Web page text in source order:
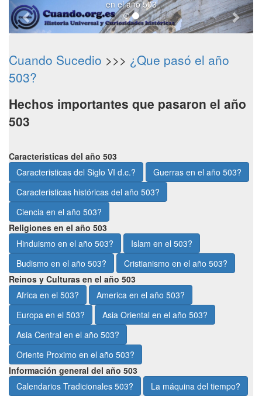
en el año 503
Cuando Sucedio >>> ¿Que pasó el año
503?
Hechos importantes que pasaron el año
503
Caracteristicas del año 503
Caracteristicas del Siglo VI d.c.?
Guerras en el año 503?
Caracteristicas históricas del año 503?
Ciencia en el año 503?
Religiones en el año 503
Hinduismo en el año 503?
Islam en el 503?
Budismo en el año 503?
Cristianismo en el año 503?
Reinos y Culturas en el año 503
Africa en el 503?
America en el año 503?
Europa en el 503?
Asia Oriental en el año 503?
Asia Central en el año 503?
Oriente Proximo en el año 503?
Información general del año 503
Calendarios Tradicionales 503?
La máquina del tiempo?